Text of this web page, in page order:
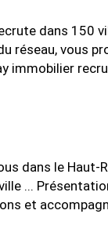
dans 150
réseau, vous
immobilier
dans le Haut-
...
et